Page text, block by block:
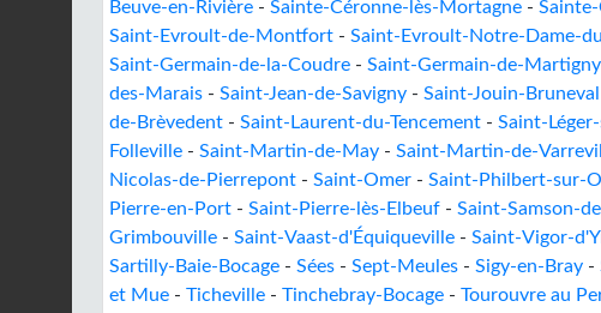
Beuve-en-Rivière - Sainte-Céronne-lès-Mortagne -
Saint-Evroult-de-Montfort - Saint-Evroult-Notre-Dame-
Saint-Germain-de-la-Coudre - Saint-Germain-de-Martigny
des-Marais - Saint-Jean-de-Savigny - Saint-Jouin-Bruneval
de-Brèvedent - Saint-Laurent-du-Tencement - Saint-
Folleville - Saint-Martin-de-May - Saint-Martin-de-
Nicolas-de-Pierrepont - Saint-Omer - Saint-Philbert-sur-
Pierre-en-Port - Saint-Pierre-lès-Elbeuf - Saint-Samson-
Grimbouville - Saint-Vaast-d'Équiqueville - Saint-Vigor-
Sartilly-Baie-Bocage - Sées - Sept-Meules - Sigy-en-Bray -
et Mue - Ticheville - Tinchebray-Bocage - Tourouvre au